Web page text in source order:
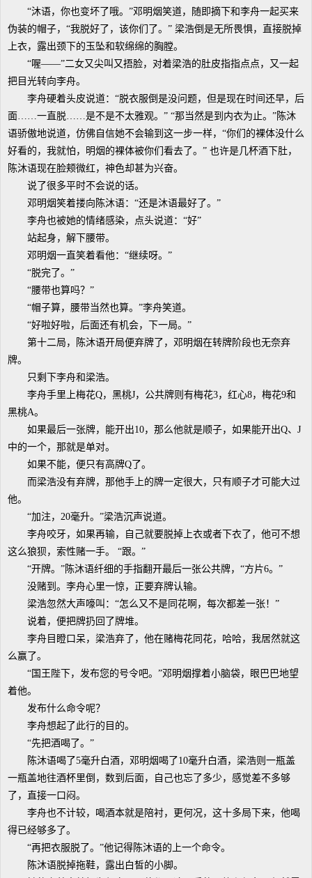
“沐语，你也变坏了哦。”邓明烟笑道，随即摘下和李舟一起买来
伪装的帽子，“我脱好了，该你们了。” 梁浩倒是无所畏惧，直接脱掉
上衣，露出颈下的玉坠和软绵绵的胸膛。
“喔——”二女又尖叫又捂脸，对着梁浩的肚皮指指点点，又一起
把目光转向李舟。
李舟硬着头皮说道：“脱衣服倒是没问题，但是现在时间还早，后
面……一直脱……是不是不太雅观。” “那当然是到内衣为止。”陈沐
语骄傲地说道，仿佛自信她不会输到这一步一样，“你们的裸体没什么
好看的，我就怕，明烟的裸体被你们看去了。” 也许是几杯酒下肚，
陈沐语现在脸颊微红，神色却甚为兴奋。
说了很多平时不会说的话。
邓明烟笑着搂向陈沐语：“还是沐语最好了。”
李舟也被她的情绪感染，点头说道：“好”
站起身，解下腰带。
邓明烟一直笑着看他：“继续呀。”
“脱完了。”
“腰带也算吗？”
“帽子算，腰带当然也算。”李舟笑道。
“好啦好啦，后面还有机会，下一局。”
第十二局，陈沐语开局便弃牌了，邓明烟在转牌阶段也无奈弃
牌。
只剩下李舟和梁浩。
李舟手里上梅花Q，黑桃J，公共牌则有梅花3，红心8，梅花9和
黑桃A。
如果最后一张牌，能开出10，那么他就是顺子，如果能开出Q、J
中的一个，那就是单对。
如果不能，便只有高牌Q了。
而梁浩没有弃牌，那他手上的牌一定很大，只有顺子才可能大过
他。
“加注，20毫升。”梁浩沉声说道。
李舟咬牙，如果再输，自己就要脱掉上衣或者下衣了，他可不想
这么狼狈，索性赌一手。 “跟。”
“开牌。”陈沐语纤细的手指翻开最后一张公共牌，“方片6。”
没赌到。李舟心里一惊，正要弃牌认输。
梁浩忽然大声嚎叫：“怎么又不是同花啊，每次都差一张！”
说着，便把牌扔回了牌堆。
李舟目瞪口呆，梁浩弃了，他在赌梅花同花，哈哈，我居然就这
么赢了。
“国王陛下，发布您的号令吧。”邓明烟撑着小脑袋，眼巴巴地望
着他。
发布什么命令呢？
李舟想起了此行的目的。
“先把酒喝了。”
陈沐语喝了5毫升白酒，邓明烟喝了10毫升白酒，梁浩则一瓶盖
一瓶盖地往酒杯里倒，数到后面，自己也忘了多少，感觉差不多够
了，直接一口闷。
李舟也不计较，喝酒本就是陪衬，更何况，这十多局下来，他喝
得已经够多了。
“再把衣服脱了。”他记得陈沐语的上一个命令。
陈沐语脱掉拖鞋，露出白皙的小脚。